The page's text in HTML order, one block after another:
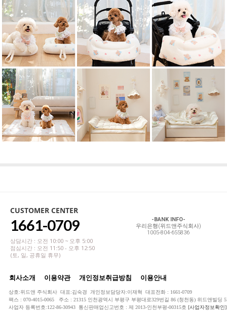
CUSTOMER CENTER
1661-0709
상담시간 : 오전 10:00 ~ 오후 5:00
점심시간 : 오전 11:50 - 오후 12:50
(토, 일, 공휴일 휴무)
-BANK INFO-
우리은행(위드앤주식회사)
1005-804-655836
회사소개 이용약관 개인정보취급방침 이용안내
상호:위드앤 주식회사 대표:김숙경 개인정보담당자:이재혁 대표전화 : 1661-0709
팩스 : 070-4015-0065 주소 : 21315 인천광역시 부평구 부평대로329번길 86 (청천동) 위드앤빌딩
사업자 등록번호:122-86-30943 통신판매업신고번호 : 제 2013-인천부평-00315호 [사업자정보확인]